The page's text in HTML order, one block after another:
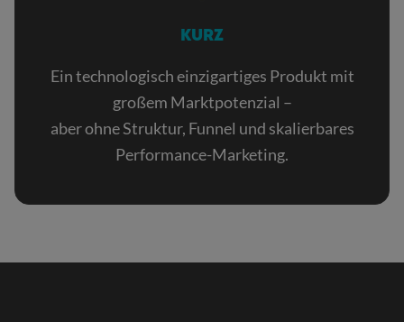
KURZ
Ein technologisch einzigartiges Produkt mit
großem Marktpotenzial –
aber ohne Struktur, Funnel und skalierbares
Performance-Marketing.